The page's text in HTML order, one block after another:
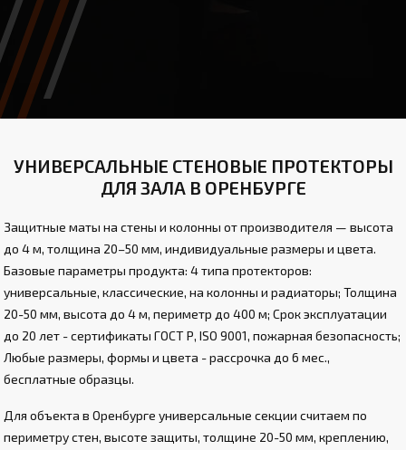
УНИВЕРСАЛЬНЫЕ СТЕНОВЫЕ ПРОТЕКТОРЫ
ДЛЯ ЗАЛА В ОРЕНБУРГЕ
Защитные маты на стены и колонны от производителя — высота
до 4 м, толщина 20–50 мм, индивидуальные размеры и цвета.
Базовые параметры продукта: 4 типа протекторов:
универсальные, классические, на колонны и радиаторы; Толщина
20-50 мм, высота до 4 м, периметр до 400 м; Срок эксплуатации
до 20 лет - сертификаты ГОСТ Р, ISO 9001, пожарная безопасность;
Любые размеры, формы и цвета - рассрочка до 6 мес.,
бесплатные образцы.
Для объекта в Оренбурге универсальные секции считаем по
периметру стен, высоте защиты, толщине 20-50 мм, креплению,